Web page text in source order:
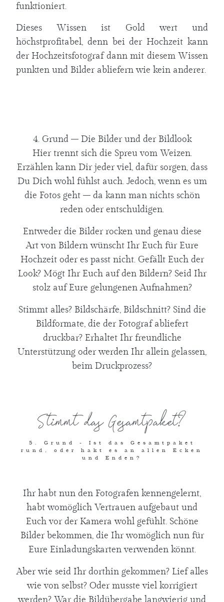
funktioniert.
Dieses Wissen ist Gold wert und
höchstprofitabel, denn bei der Hochzeit kann
der Hochzeitsfotograf dann mit diesem Wissen
punkten und Bilder abliefern wie kein anderer.
4. Grund – Die Bilder und der Bildlook
Hier trennt sich die Spreu vom Weizen.
Erzählen kann Dir jeder viel, dafür sorgen, dass
Du Dich wohl fühlst auch. Jedoch, wenn es um
die Fotos geht – da kann man nichts schön
reden oder entschuldigen.
Entweder die Bilder rocken und genau diese
Art von Bildern wünscht Ihr Euch für Eure
Hochzeit oder es passt nicht. Gefällt Euch der
Look? Mögt Ihr Euch auf den Bildern? Seid Ihr
stolz auf Eure gelungenen Aufnahmen?
Stimmt alles? Bildschärfe, Bildschnitt? Sind die
Bildformate, die der Fotograf abliefert
druckbar? Erhaltet Ihr freundliche
Unterstützung oder werden Ihr allein gelassen,
beim Druckprozess?
Stimmt das Gesamtpaket?
5. Grund - Ist das Gesamtpaket
rund, oder hakt es an allen Ecken
und Enden?
Ihr habt nun den Fotografen kennengelernt,
habt womöglich Vertrauen aufgebaut und
Euch vor der Kamera wohl gefühlt. Schöne
Bilder bekommen, die Ihr womöglich nun für
Eure Einladungskarten verwenden könnt.
Aber wie seid Ihr dorthin gekommen? Lief alles
wie von selbst? Oder musste viel korrigiert
werden? War die Bildübergabe langwierig und